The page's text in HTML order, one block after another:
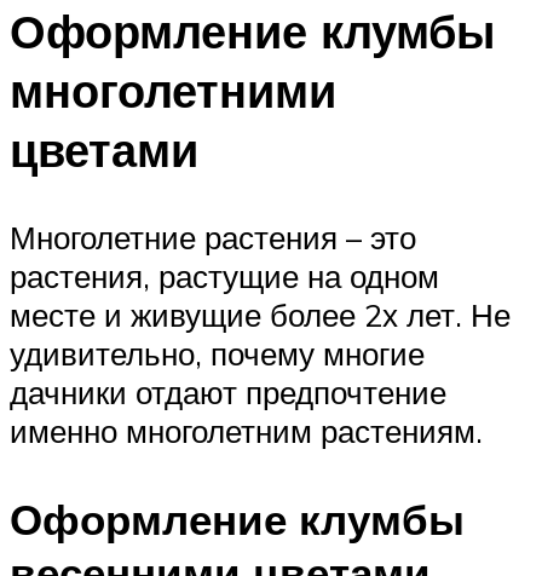
Оформление клумбы
многолетними
цветами
Многолетние растения – это
растения, растущие на одном
месте и живущие более 2х лет. Не
удивительно, почему многие
дачники отдают предпочтение
именно многолетним растениям.
Оформление клумбы